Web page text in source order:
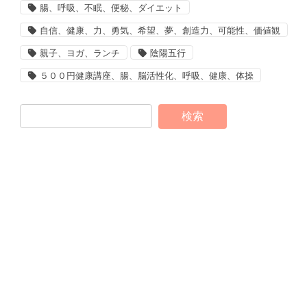
腸、呼吸、不眠、便秘、ダイエット
自信、健康、力、勇気、希望、夢、創造力、可能性、価値観
親子、ヨガ、ランチ 陰陽五行
５００円健康講座、腸、脳活性化、呼吸、健康、体操